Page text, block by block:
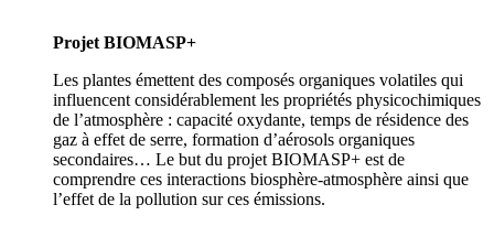
Projet BIOMASP+
Les plantes émettent des composés organiques volatiles qui
influencent considérablement les propriétés physicochimiques
de l’atmosphère : capacité oxydante, temps de résidence des
gaz à effet de serre, formation d’aérosols organiques
secondaires… Le but du projet BIOMASP+ est de
comprendre ces interactions biosphère-atmosphère ainsi que
l’effet de la pollution sur ces émissions.